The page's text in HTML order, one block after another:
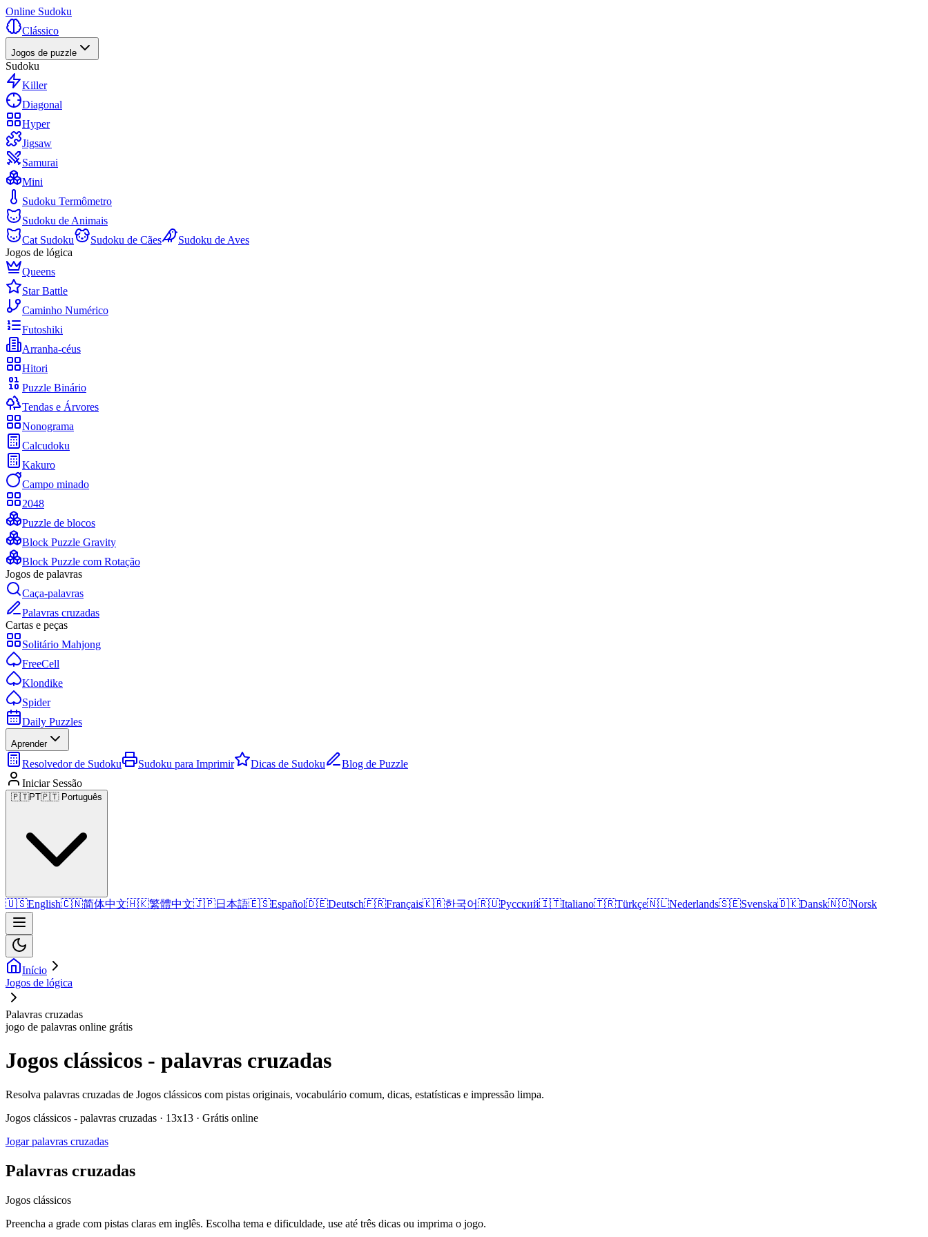
Online Sudoku
Clássico
Jogos de puzzle
Sudoku
Killer
Diagonal
Hyper
Jigsaw
Samurai
Mini
Sudoku Termômetro
Sudoku de Animais
Cat Sudoku
Sudoku de Cães
Sudoku de Aves
Jogos de lógica
Queens
Star Battle
Caminho Numérico
Futoshiki
Arranha-céus
Hitori
Puzzle Binário
Tendas e Árvores
Nonograma
Calcudoku
Kakuro
Campo minado
2048
Puzzle de blocos
Block Puzzle Gravity
Block Puzzle com Rotação
Jogos de palavras
Caça-palavras
Palavras cruzadas
Cartas e peças
Solitário Mahjong
FreeCell
Klondike
Spider
Daily Puzzles
Aprender
Resolvedor de Sudoku Sudoku para Imprimir Dicas de Sudoku
Blog de Puzzle
Iniciar Sessão
🇵🇹PT🇵🇹 Português
🇺🇸English🇨🇳简体中文🇭🇰繁體中文🇯🇵日本語🇪🇸Español🇩🇪Deutsch🇫🇷Français🇰🇷한국어🇷🇺Русский🇮🇹Italiano🇹🇷Türkçe🇳🇱Nederlands🇸🇪Svenska🇩🇰Dansk🇳🇴Norsk
Início
Jogos de lógica
Palavras cruzadas
jogo de palavras online grátis
Jogos clássicos - palavras cruzadas
Resolva palavras cruzadas de Jogos clássicos com pistas originais, vocabulário comum, dicas, estatísticas e impressão limpa.
Jogos clássicos - palavras cruzadas · 13x13 · Grátis online
Jogar palavras cruzadas
Palavras cruzadas
Jogos clássicos
Preencha a grade com pistas claras em inglês. Escolha tema e dificuldade, use até três dicas ou imprima o jogo.